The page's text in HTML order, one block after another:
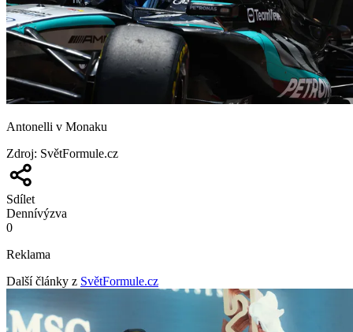
Antonelli v Monaku
Zdroj: SvětFormule.cz
Sdílet
Dennívýzva
0
Reklama
Další články z SvětFormule.cz